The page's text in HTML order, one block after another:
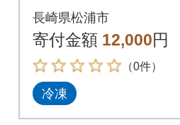
県産本まぐろ&真
柵セット2種300g
長崎県松浦市
寄付金額 12,000円
（0件）
冷凍